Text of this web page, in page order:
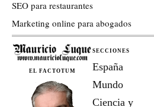
SEO para restaurantes
Marketing online para abogados
EL FACTOTUM
SECCIONES
España
Mundo
Ciencia y